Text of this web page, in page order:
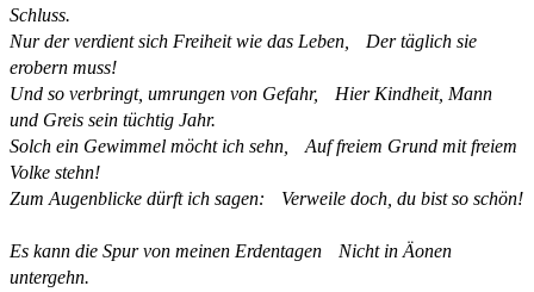
Schluss.
Nur der verdient sich Freiheit wie das Leben, Der täglich sie
erobern muss!
Und so verbringt, umrungen von Gefahr, Hier Kindheit, Mann
und Greis sein tüchtig Jahr.
Solch ein Gewimmel möcht ich sehn, Auf freiem Grund mit freiem
Volke stehn!
Zum Augenblicke dürft ich sagen: Verweile doch, du bist so schön!
Es kann die Spur von meinen Erdentagen Nicht in Äonen
untergehn.